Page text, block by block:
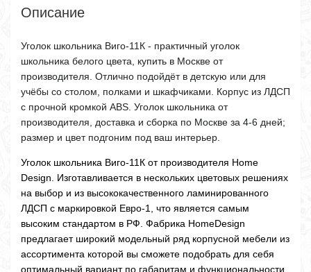
Описание
Уголок школьника Виго-11К - практичный уголок
школьника белого цвета, купить в Москве от
производителя. Отлично подойдёт в детскую или для
учёбы со столом, полками и шкафчиками. Корпус из ЛДСП
с прочной кромкой ABS. Уголок школьника от
производителя, доставка и сборка по Москве за 4-6 дней;
размер и цвет подгоним под ваш интерьер.
Уголок школьника Виго-11К от производителя Home
Design. Изготавливается в нескольких цветовых решениях
на выбор и из высококачественного ламинированного
ЛДСП с маркировкой Евро-1, что является самым
высоким стандартом в РФ. Фабрика HomeDesign
предлагает широкий модельный ряд корпусной мебели из
ассортимента которой вы сможете подобрать для себя
оптимальный вариант по габаритам и функциональности.